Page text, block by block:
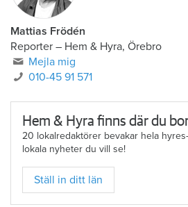
Mattias Frödén
Reporter – Hem & Hyra, Örebro
Mejla mig
010-45 91 571
Hem & Hyra finns där du
20 lokalredaktörer bevakar hela
lokala nyheter du vill se!
Ställ in ditt län